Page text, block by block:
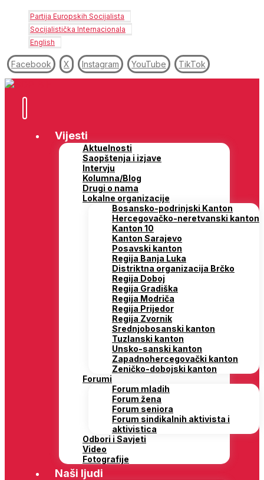
Partija Europskih Socijalista
Socijalistička Internacionala
English
Facebook X Instagram YouTube TikTok
Vijesti
Aktuelnosti
Saopštenja i izjave
Intervju
Kolumna/Blog
Drugi o nama
Lokalne organizacije
Bosansko-podrinjski Kanton
Hercegovačko-neretvanski kanton
Kanton 10
Kanton Sarajevo
Posavski kanton
Regija Banja Luka
Distriktna organizacija Brčko
Regija Doboj
Regija Gradiška
Regija Modriča
Regija Prijedor
Regija Zvornik
Srednjobosanski kanton
Tuzlanski kanton
Unsko-sanski kanton
Zapadnohercegovački kanton
Zeničko-dobojski kanton
Forumi
Forum mladih
Forum žena
Forum seniora
Forum sindikalnih aktivista i
aktivistica
Odbori i Savjeti
Video
Fotografije
Naši ljudi